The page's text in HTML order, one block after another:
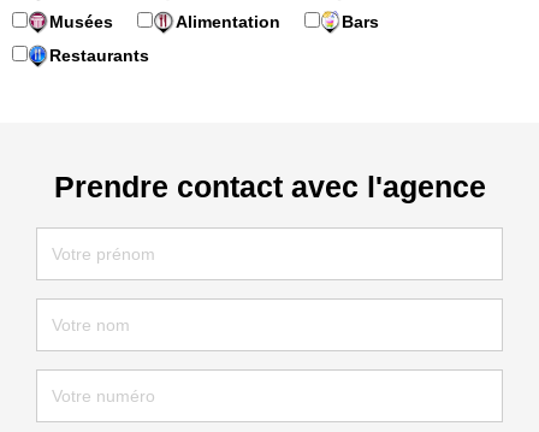
Musées
Alimentation
Bars
Restaurants
Prendre contact avec l'agence